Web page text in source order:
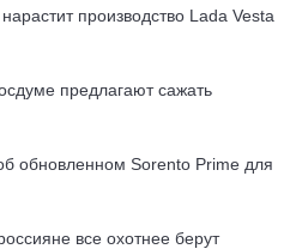
производство Lada Vesta
предлагают сажать
обновленном Sorento Prime для
все охотнее берут